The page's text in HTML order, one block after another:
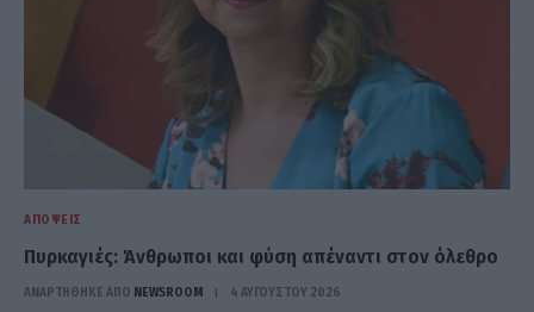
ΑΠΌΨΕΙΣ
Πυρκαγιές: Άνθρωποι και φύση απέναντι στον όλεθρο
ΑΝΑΡΤΗΘΗΚΕ ΑΠΟ NEWSROOM 4 ΑΥΓΟΎΣΤΟΥ 2026